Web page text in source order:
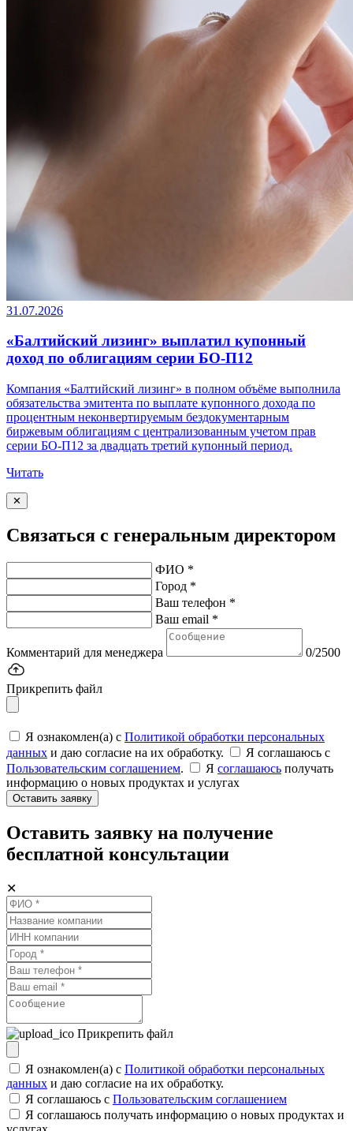
31.07.2026
«Балтийский лизинг» выплатил купонный
доход по облигациям серии БО-П12
Компания «Балтийский лизинг» в полном объёме выполнила
обязательства эмитента по выплате купонного дохода по
процентным неконвертируемым бездокументарным
биржевым облигациям с централизованным учетом прав
серии БО-П12 за двадцать третий купонный период.
Читать
✕
Связаться с генеральным директором
ФИО *
Город *
Ваш телефон *
Ваш email *
Комментарий для менеджера 0/2500
Прикрепить файл
Я ознакомлен(а) с Политикой обработки персональных
данных и даю согласие на их обработку.
Я соглашаюсь c
Пользовательским соглашением. Я соглашаюсь получать
информацию о новых продуктах и услугах
Оставить заявку
Оставить заявку на получение
бесплатной консультации
✕
Прикрепить файл
Я ознакомлен(а) с Политикой обработки персональных
данных и даю согласие на их обработку.
Я соглашаюсь c Пользовательским соглашением
Я соглашаюсь получать информацию о новых продуктах и